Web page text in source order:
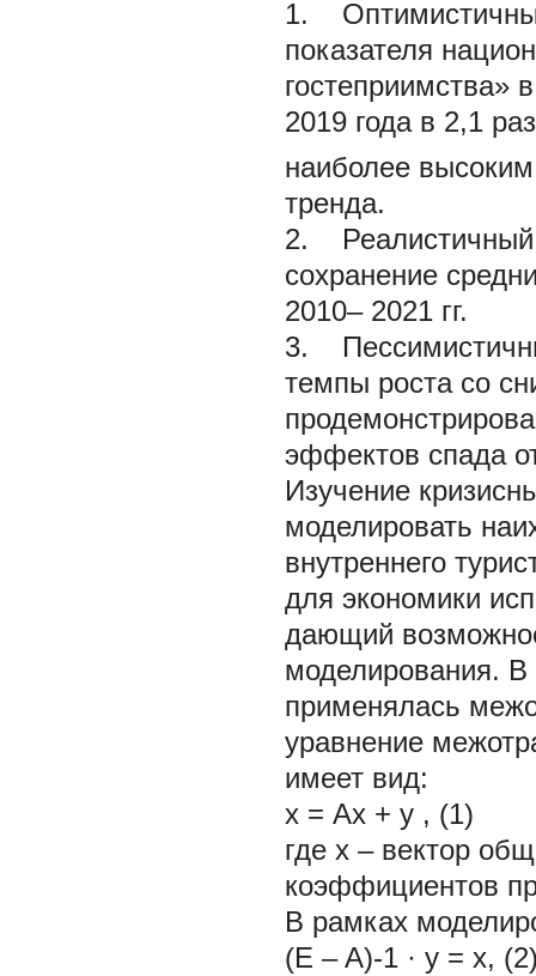
1.
показателя
гостеприимства»
2019 года в 2,1
наиболее
тренда.
2. Реалистичный
сохранение
2010– 2021 гг.
3.
темпы роста со
эффектов спада
Изучение
моделировать
внутреннего
для экономики
дающий
моделирования. В
применялась
уравнение
имеет вид:
x = Аx + y , (1)
где x – вектор
коэффициентов
В рамках
(E – A)-1 · y = x,